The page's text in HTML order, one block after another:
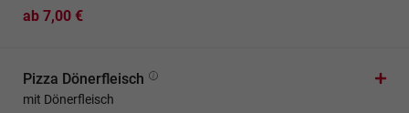
ab 7,00 €
Pizza Dönerfleisch
mit Dönerfleisch